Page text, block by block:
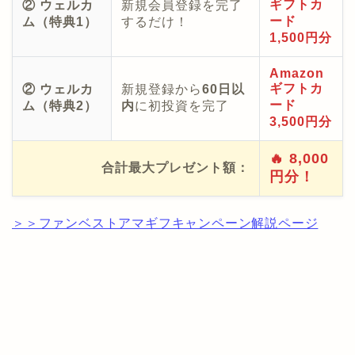
② ウェルカ
ム（特典1）
新規会員登録を完了
するだけ！
ギフトカ
ード
1,500円分
② ウェルカ
ム（特典2）
新規登録から60日以
内に初投資を完了
Amazon
ギフトカ
ード
3,500円分
合計最大プレゼント額：
🔥 8,000
円分！
＞＞ファンベストアマギフキャンペーン解説ページ